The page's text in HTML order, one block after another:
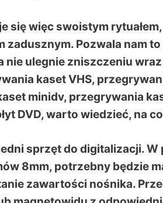
się więc swoistym
Pozwala nam
ulegnie zniszczeniu wraz
kaset VHS,
minidv, przegrywania
DVD, warto wiedzieć, na
sprzęt do digitalizacji. W
8mm, potrzebny będzie
zawartości nośnika.